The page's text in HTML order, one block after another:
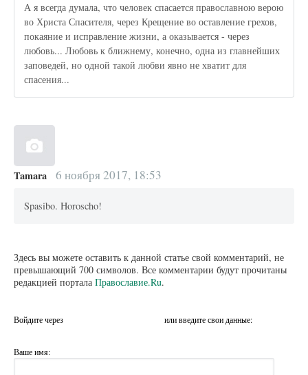
А я всегда думала, что человек спасается православною верою
во Христа Спасителя, через Крещение во оставление грехов,
покаяние и исправление жизни, а оказывается - через
любовь... Любовь к ближнему, конечно, одна из главнейших
заповедей, но одной такой любви явно не хватит для
спасения...
Tamara 6 ноября 2017, 18:53
Spasibo. Horoscho!
Здесь вы можете оставить к данной статье свой комментарий, не
превышающий 700 символов. Все комментарии будут прочитаны
редакцией портала Православие.Ru.
Войдите через или введите свои данные:
Ваше имя: